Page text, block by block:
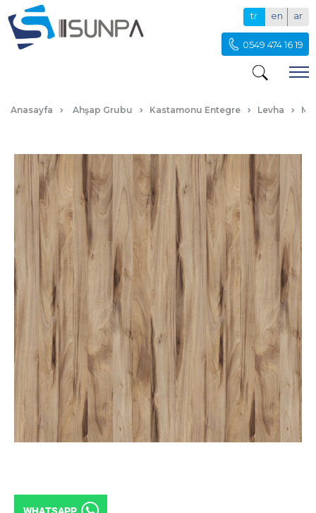
tr en ar
0549 474 16 19
Anasayfa Ahşap Grubu Kastamonu Entegre Levha